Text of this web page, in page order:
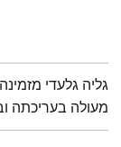
תמצית
גליה גלעדי
מעולה בעריכתה